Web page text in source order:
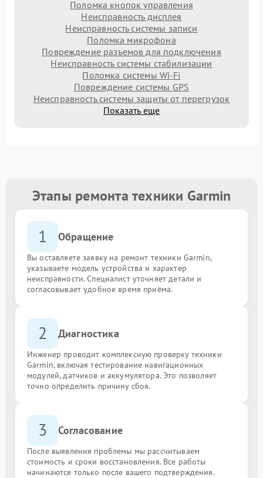
Поломка кнопок управления
Неисправность дисплея
Неисправность системы записи
Поломка микрофона
Повреждение разъемов для подключения
Неисправность системы стабилизации
Поломка системы Wi-Fi
Повреждение системы GPS
Неисправность системы защиты от перегрузок
Показать еще
Этапы ремонта техники Garmin
1 Обращение
Вы оставляете заявку на ремонт техники Garmin,
указываете модель устройства и характер
неисправности. Специалист уточняет детали и
согласовывает удобное время приёма.
2 Диагностика
Инженер проводит комплексную проверку техники
Garmin, включая тестирование навигационных
модулей, датчиков и аккумулятора. Это позволяет
точно определить причину сбоя.
3 Согласование
После выявления проблемы мы рассчитываем
стоимость и сроки восстановления. Все работы
начинаются только после вашего подтверждения.